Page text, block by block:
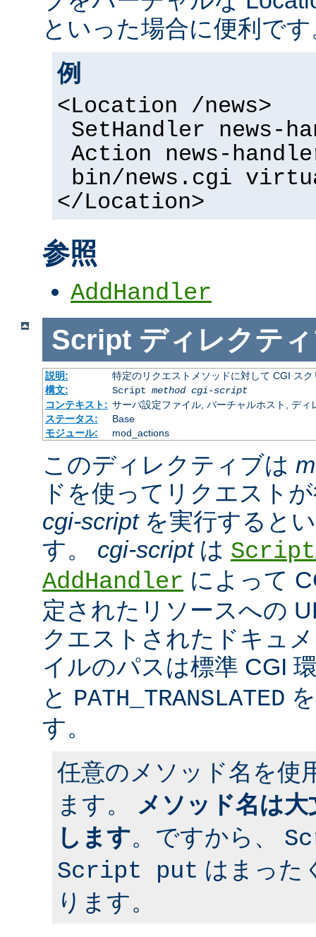
といった場合に便利で
例
<Location /news>
SetHandler news-
Action news-
bin/news.cgi
</Location>
参照
AddHandler
Script ディレクテ
説明:
特定のリクエストメソッドに対して CGI ス
構文:
Script method cgi-script
コンテキスト: サーバ設定ファイル, バーチャルホスト, ディ
ステータス:
Base
モジュール:
mod_actions
このディレクティブは
ドを使ってリクエスト
cgi-scriptを実行すると
す。 cgi-scriptは
AddHandler によって
定されたリソースへの
クエストされたドキュ
イルのパスは標準 CGI
と PATH_TRANSLATED
す。
任意のメソッド名を使
ます。
メソッド名は
します。ですから、
Script put はまった
ります。